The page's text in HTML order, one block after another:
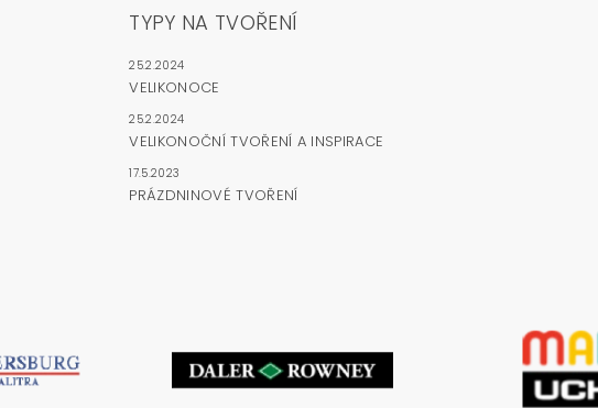
TYPY NA TVOŘENÍ
25.2.2024
VELIKONOCE
25.2.2024
VELIKONOČNÍ TVOŘENÍ A INSPIRACE
17.5.2023
PRÁZDNINOVÉ TVOŘENÍ